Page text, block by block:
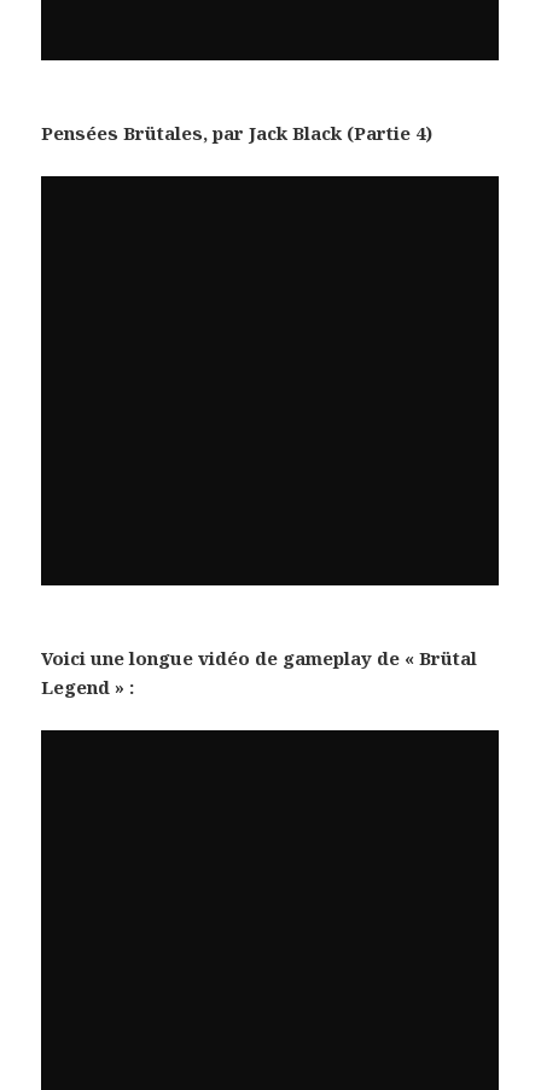
Pensées Brütales, par Jack Black (Partie 4)
Voici une longue vidéo de gameplay de « Brütal
Legend » :